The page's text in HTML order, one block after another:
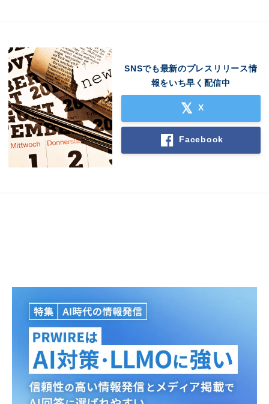
SNSでも最新のプレスリリース情
報をいち早く配信中
X
Facebook